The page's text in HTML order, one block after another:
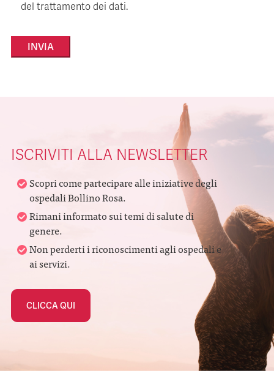
del trattamento dei dati.
ISCRIVITI ALLA NEWSLETTER
Scopri come partecipare alle iniziative degli
ospedali Bollino Rosa.
Rimani informato sui temi di salute di
genere.
Non perderti i riconoscimenti agli ospedali e
ai servizi.
CLICCA QUI